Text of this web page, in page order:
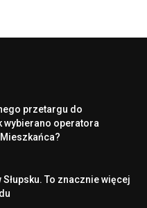
przetargu do
wybierano operatora
To znacznie więcej